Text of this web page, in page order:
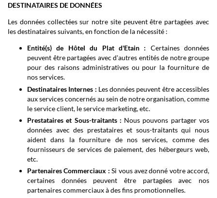
DESTINATAIRES DE DONNÉES
Les données collectées sur notre site peuvent être partagées avec
les destinataires suivants, en fonction de la nécessité :
Entité(s) de Hôtel du Plat d'Etain : Certaines données
peuvent être partagées avec d'autres entités de notre groupe
pour des raisons administratives ou pour la fourniture de
nos services.
Destinataires Internes : Les données peuvent être accessibles
aux services concernés au sein de notre organisation, comme
le service client, le service marketing, etc.
Prestataires et Sous-traitants : Nous pouvons partager vos
données avec des prestataires et sous-traitants qui nous
aident dans la fourniture de nos services, comme des
fournisseurs de services de paiement, des hébergeurs web,
etc.
Partenaires Commerciaux : Si vous avez donné votre accord,
certaines données peuvent être partagées avec nos
partenaires commerciaux à des fins promotionnelles.